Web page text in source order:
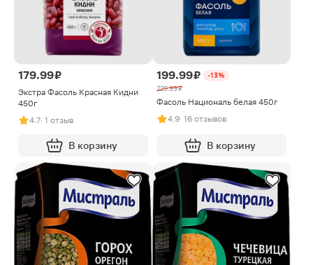
179.99 ₽
Экстра Фасоль Красная Кидни
450г
4.7· 1 отзыв
В корзину
199.99 ₽
-13%
229.99 ₽
Фасоль Националь белая 450г
4.9· 16 отзывов
В корзину